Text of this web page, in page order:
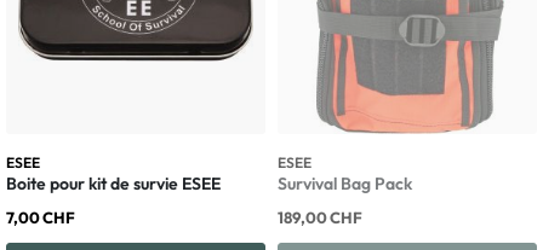
ESEE
Boite pour kit de survie ESEE
7,00 CHF
ESEE
Survival Bag Pack
189,00 CHF